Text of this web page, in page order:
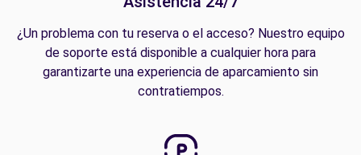
¿Un problema con tu reserva o el acceso? Nuestro equipo
de soporte está disponible a cualquier hora para
garantizarte una experiencia de aparcamiento sin
contratiempos.